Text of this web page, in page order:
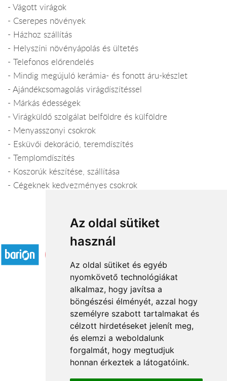
Az oldal sütiket
használ
Az oldal sütiket és egyéb
nyomkövető technológiákat
alkalmaz, hogy javítsa a
böngészési élményét, azzal hogy
személyre szabott tartalmakat és
célzott hirdetéseket jelenít meg,
és elemzi a weboldalunk
forgalmát, hogy megtudjuk
honnan érkeztek a látogatóink.
- Vágott virágok
- Cserepes növények
- Házhoz szállítás
- Helyszíni növényápolás és ültetés
- Telefonos előrendelés
- Mindig megújuló kerámia- és fonott áru-készlet
- Ajándékcsomagolás virágdíszítéssel
- Márkás édességek
- Virágküldő szolgálat belföldre és külföldre
- Menyasszonyi csokrok
- Esküvői dekoráció, teremdíszítés
- Templomdíszítés
- Koszorúk készítése, szállítása
- Cégeknek kedvezményes csokrok
Elfogadott fizetési módok
Rólunk
Általános információ
Kapcsolat
Partnereink
Virágüzletek